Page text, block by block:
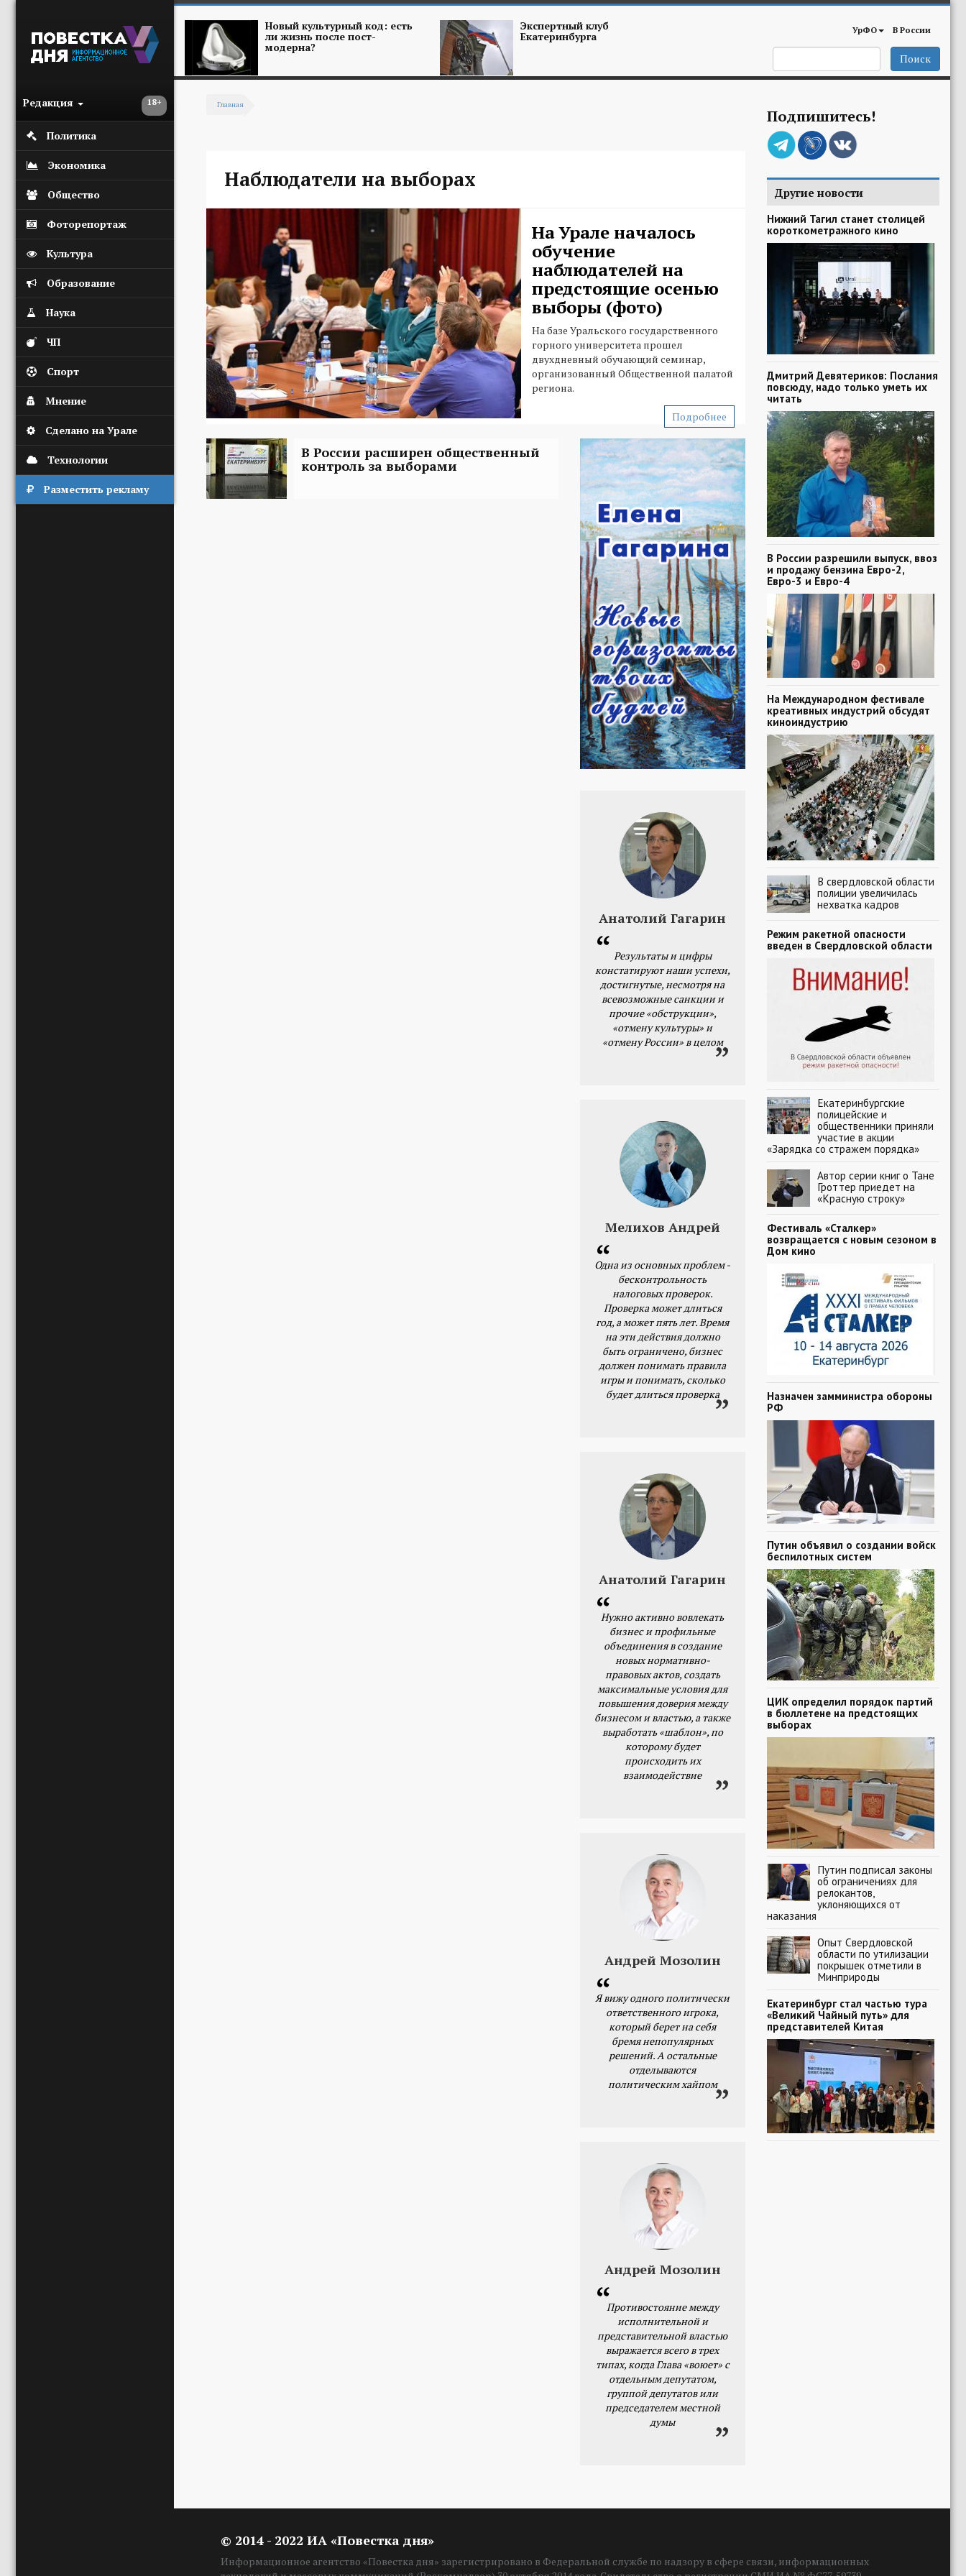
18+
Редакция
Политика
Экономика
Общество
Фоторепортаж
Культура
Образование
Наука
ЧП
Спорт
Мнение
Сделано на Урале
Технологии
Разместить рекламу
Новый культурный код: есть
ли жизнь после пост-
модерна?
Экспертный клуб
Екатеринбурга УрФО В России
Поиск
Главная
Наблюдатели на выборах
На Урале началось
обучение
наблюдателей на
предстоящие осенью
выборы (фото)
На базе Уральского государственного
горного университета прошел
двухдневный обучающий семинар,
организованный Общественной палатой
региона.
Подробнее
В России расширен общественный
контроль за выборами
Анатолий Гагарин
Результаты и цифры
констатируют наши успехи,
достигнутые, несмотря на
всевозможные санкции и
прочие «обструкции»,
«отмену культуры» и
«отмену России» в целом
Мелихов Андрей
Одна из основных проблем -
бесконтрольность
налоговых проверок.
Проверка может длиться
год, а может пять лет. Время
на эти действия должно
быть ограничено, бизнес
должен понимать правила
игры и понимать, сколько
будет длиться проверка
Анатолий Гагарин
Нужно активно вовлекать
бизнес и профильные
объединения в создание
новых нормативно-
правовых актов, создать
максимальные условия для
повышения доверия между
бизнесом и властью, а также
выработать «шаблон», по
которому будет
происходить их
взаимодействие
Андрей Мозолин
Я вижу одного политически
ответственного игрока,
который берет на себя
бремя непопулярных
решений. А остальные
отделываются
политическим хайпом
Андрей Мозолин
Противостояние между
исполнительной и
представительной властью
выражается всего в трех
типах, когда Глава «воюет» с
отдельным депутатом,
группой депутатов или
председателем местной
думы
Подпишитесь!
Другие новости
Нижний Тагил станет столицей
короткометражного кино
Дмитрий Девятериков: Послания
повсюду, надо только уметь их
читать
В России разрешили выпуск, ввоз
и продажу бензина Евро-2,
Евро-3 и Евро-4
На Международном фестивале
креативных индустрий обсудят
киноиндустрию
В свердловской области
полиции увеличилась
нехватка кадров
Режим ракетной опасности
введен в Свердловской области
Екатеринбургские
полицейские и
общественники приняли
участие в акции
«Зарядка со стражем порядка»
Автор серии книг о Тане
Гроттер приедет на
«Красную строку»
Фестиваль «Сталкер»
возвращается с новым сезоном в
Дом кино
Назначен замминистра обороны
РФ
Путин объявил о создании войск
беспилотных систем
ЦИК определил порядок партий
в бюллетене на предстоящих
выборах
Путин подписал законы
об ограничениях для
релокантов,
уклоняющихся от
наказания
Опыт Свердловской
области по утилизации
покрышек отметили в
Минприроды
Екатеринбург стал частью тура
«Великий Чайный путь» для
представителей Китая
© 2014 - 2022 ИА «Повестка дня»
Информационное агентство «Повестка дня» зарегистрировано в Федеральной службе по надзору в сфере связи, информационных